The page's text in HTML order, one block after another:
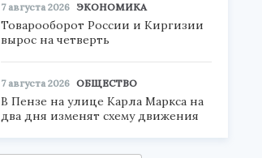
7 августа 2026 ЭКОНОМИКА
Товарооборот России и Киргизии
вырос на четверть
7 августа 2026 ОБЩЕСТВО
В Пензе на улице Карла Маркса на
два дня изменят схему движения